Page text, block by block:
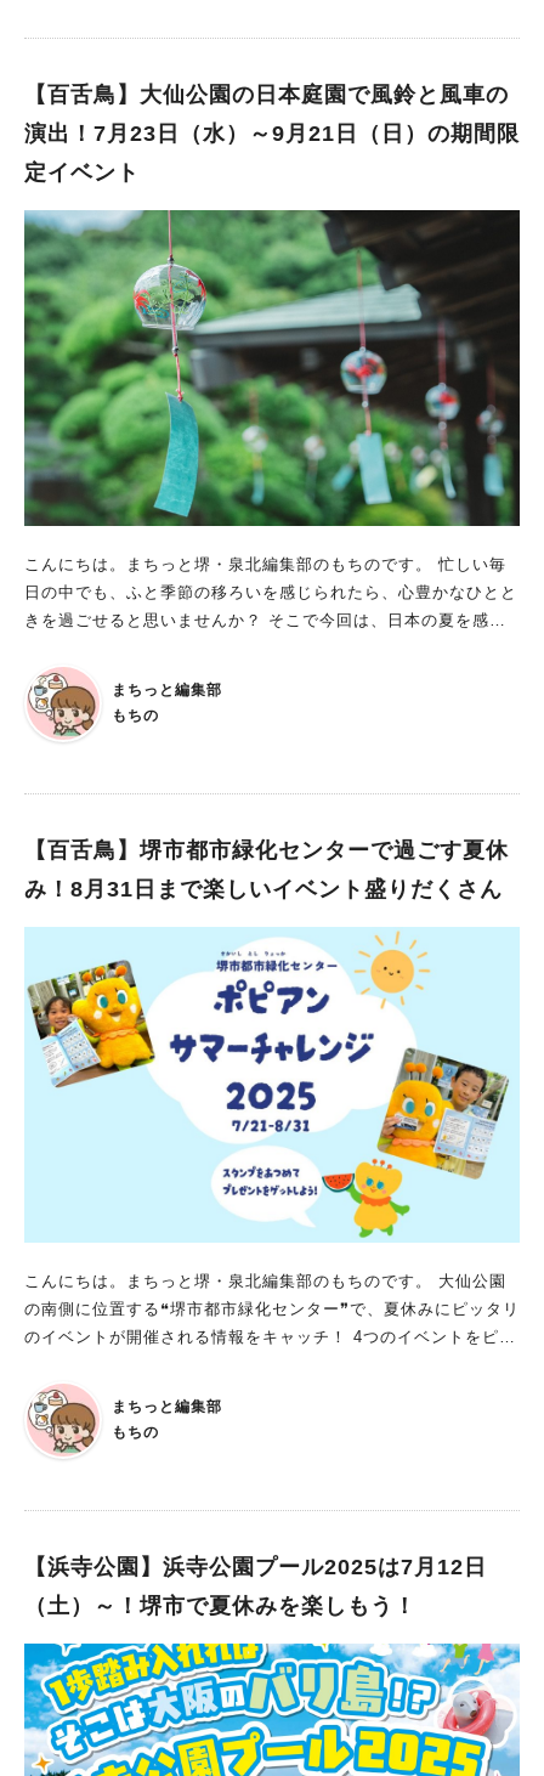
大学生550円/小・中学生150円 JR阪和線 堺市駅直結、ベルマー
して、さまざまな企画展示が行われています。 2025年8月17日
(日)までは、特別展「ミュシャ 謎の絵画」が開催中。 ■ミュシャ
アルフォンス・ミュシャが、パリでの活動を終える頃に描いた大
作が、《クオ・ヴァディス》だそうです（1903〜1904年制作、
後に1920年に加筆）。 1979年に発見されるまで長く行方不明だ
った《クオ・ヴァディス》。本展では、その作品の全貌や謎に迫
っています。 ■「堺緞通」で織られた《クオ・ヴァディス》 堺
アルフォンス・ミュシャ館では、2021年から堺伝統の手織り技
術「堺緞通（だんつう）」を用いて、ミュシャの名作《クオ・ヴ
ァディス》を織り上げる壮大なプロジェクトに取り組んできたと
いいます。 そしてこのたび、約2年10か月の歳月をかけて作られ
た堺緞通版《クオ・ヴァディス》が、特別展「ミュシャ 謎の絵
画」にて公開されています。 ミュシャの絵画《クオ・ヴァディ
チーフでありながらも、それぞれが異なる表情を見せてくれま
す。 堺緞通に、実際に触れられるエリアもありました。 娘は、
柔らかな色使いや華やかな印象から、女性の絵を『かわいい！』
ップで、『思い出に…！』と、メモ帳を購入。 娘なりに楽しん
でいたので、よかったです。 ■2025年8月23日（土）からは特別
展「ミュシャと夢二」が開催 開催期間：2025年8月23日（土）
別展「ミュシャ 謎の絵画」は、8月17日で終了してしまいます
催されるそうです。 ワークショップやトークイベントも開催予
定なので、来館前には公式サイトをチェックしてくださいね。
鑑賞時の注意点は？ 堺市内に❝堺 アルフォンス･ミュシャ館❞と
いう場所があり、貴重な芸術に触れられるチャンスが身近にある
ことは喜ばしいですよね。 でも、なかなか美術館に行く機会が
ない方にとっては、振舞い方がわからず、緊張すると思います。
そこで今回は、副館長さんに、鑑賞時のポイントをお伺いしまし
た。 お子さんの鑑賞時の注意点は以下の通り。 美術品は貴重な
ものなので、許可されているもの以外は触ったり写真を撮ったり
「ないしょ話しモード」で。 一番のお気に入り作品を探すつも
しめばいいのですね！ 夏休みは芸術に触れるチャンス！ 夏休み
は、ミュシャ館で芸術に触れるチャンス。 館内ではさまざまな
企画展が開催されており、作品の世界をじっくりと楽しめます。
をお過ごしください。 ぜひ、お気に入りの一枚を見つけてくだ
さいね！
【百舌鳥】大仙公園の日本庭園で風鈴と風車の
演出！7月23日（水）～9月21日（日）の期間限
定イベント
こんにちは。まちっと堺・泉北編集部のもちのです。 忙しい毎
日の中でも、ふと季節の移ろいを感じられたら、心豊かなひとと
きを過ごせると思いませんか？ そこで今回は、日本の夏を感じ
のおでかけスポットなので、ぜひチェックしてくださいね。 日
本庭園「風鈴と風車」 場所：大仙公園 日本庭園 休憩舎 開催期
間：2025年7月23日（水）～9月21日（日） 時間：開園時間内
ります。 また、色とりどりの風車がくるくると回る様子は、と
車」は、訪れる人々が癒される、風情豊かなひとときを演出しま
す。 日本の夏を肌で感じる 日本庭園の休憩舎に飾られる「風鈴
と風車」は、日本の夏を肌で感じることができる演出です。 風
鈴や風車の音色に耳を傾けて、日本庭園の風景を眺めてはいかが
でしょうか？ 入園料だけで楽しむことができるので、ぜひ訪れ
てみてくださいね。 ※画像は全て施設提供
まちっと編集部
もちの
【百舌鳥】堺市都市緑化センターで過ごす夏休
み！8月31日まで楽しいイベント盛りだくさん
こんにちは。まちっと堺・泉北編集部のもちのです。 大仙公園
の南側に位置する❝堺市都市緑化センター❞で、夏休みにピッタリ
のイベントが開催される情報をキャッチ！ 4つのイベントをピッ
けてくださいね。 ポピアンサマーチャレンジ2025 期間：2025
年7月21日(月祝)～8月31日(日) 対象者：中学生以下 参加費：無
料 今年も大人気の「ポピアンサマーチャレンジ」が開催。 セン
加できる内容が盛りだくさん。 家族や友だちと一緒に、夏なら
ー 期間：2025年7月21日(月祝)～8月31日(日)※雨天中止 時間：
10時～11時 参加費：無料 芝生広場で、楽しい水遊びができま
す。 びしょ濡れになる可能性もあるので、着替え必須！ やって
みようSDGs！キッズフリーマーケット 日程：2025年8月11日
（月祝） 時間：14時～15時 参加費：無料 ※出店ブースは満員
読み終えた本やマンガ、使わなくなったおもちゃなど、小学生た
まちっと編集部
もちの
【浜寺公園】浜寺公園プール2025は7月12日
（土）～！堺市で夏休みを楽しもう！